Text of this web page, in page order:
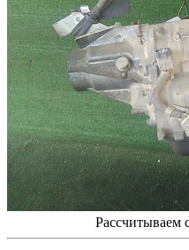
Рассчитываем